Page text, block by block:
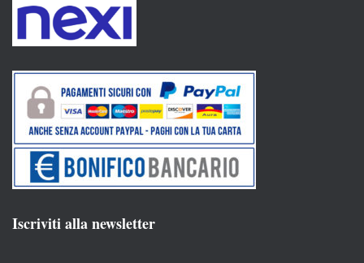
Iscriviti alla newsletter